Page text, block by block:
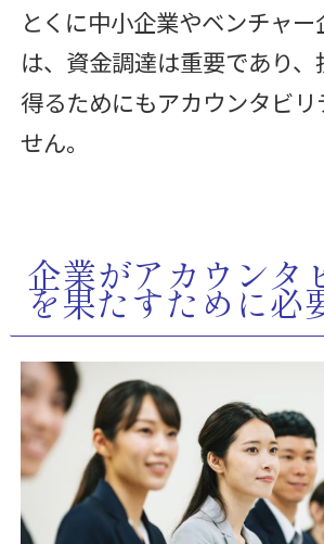
とくに中小企業やベンチャー
は、資金調達は重要であり
得るためにもアカウンタビ
せん。
企業がアカウンタ
を果たすために必